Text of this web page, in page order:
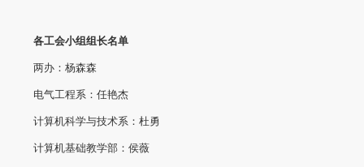
各工会小组组长名单
两办：杨森森
电气工程系：任艳杰
计算机科学与技术系：杜勇
计算机基础教学部：侯薇